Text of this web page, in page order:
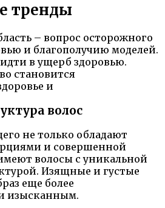
тренды
– вопрос осторожного
и благополучию моделей.
в ущерб здоровью.
становится
и
волос
не только обладают
и совершенной
волосы с уникальной
Изящные и густые
еще более
изысканным.